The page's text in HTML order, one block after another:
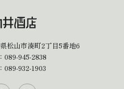
松山市湊町2丁目5番地6
089-945-2838
089-932-1903